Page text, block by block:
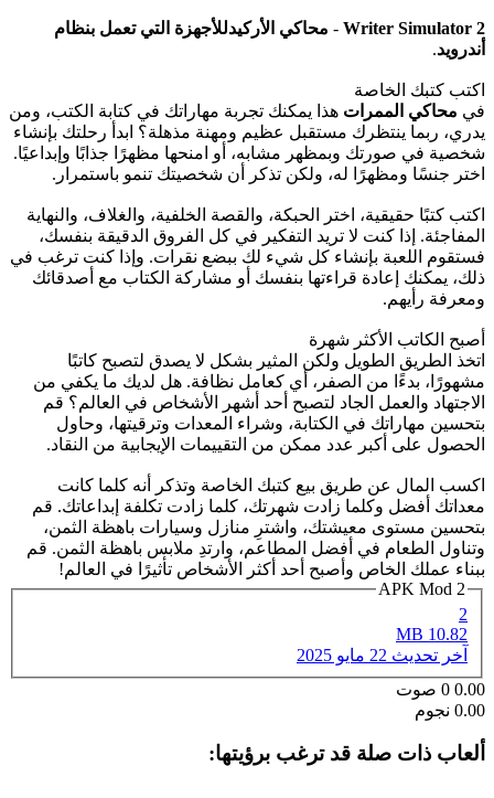
Writer Simulator 2
- محاكي الأركيدللأجهزة التي تعمل بنظام
أندرويد.
اكتب كتبك الخاصة
في محاكي الممرات هذا يمكنك تجربة مهاراتك في كتابة الكتب، ومن
يدري، ربما ينتظرك مستقبل عظيم ومهنة مذهلة؟ ابدأ رحلتك بإنشاء
شخصية في صورتك وبمظهر مشابه، أو امنحها مظهرًا جذابًا وإبداعيًا.
اختر جنسًا ومظهرًا له، ولكن تذكر أن شخصيتك تنمو باستمرار.
اكتب كتبًا حقيقية، اختر الحبكة، والقصة الخلفية، والغلاف، والنهاية
المفاجئة. إذا كنت لا تريد التفكير في كل الفروق الدقيقة بنفسك،
فستقوم اللعبة بإنشاء كل شيء لك ببضع نقرات. وإذا كنت ترغب في
ذلك، يمكنك إعادة قراءتها بنفسك أو مشاركة الكتاب مع أصدقائك
ومعرفة رأيهم.
أصبح الكاتب الأكثر شهرة
اتخذ الطريق الطويل ولكن المثير بشكل لا يصدق لتصبح كاتبًا
مشهورًا، بدءًا من الصفر، أي كعامل نظافة. هل لديك ما يكفي من
الاجتهاد والعمل الجاد لتصبح أحد أشهر الأشخاص في العالم؟ قم
بتحسين مهاراتك في الكتابة، وشراء المعدات وترقيتها، وحاول
الحصول على أكبر عدد ممكن من التقييمات الإيجابية من النقاد.
اكسب المال عن طريق بيع كتبك الخاصة وتذكر أنه كلما كانت
معداتك أفضل وكلما زادت شهرتك، كلما زادت تكلفة إبداعاتك. قم
بتحسين مستوى معيشتك، واشترِ منازل وسيارات باهظة الثمن،
وتناول الطعام في أفضل المطاعم، وارتدِ ملابس باهظة الثمن. قم
ببناء عملك الخاص وأصبح أحد أكثر الأشخاص تأثيرًا في العالم!
2 APK Mod
2
10.82 MB
آخر تحديث 22 مايو 2025
0.00
0 صوت
0.00 نجوم
ألعاب ذات صلة قد ترغب برؤيتها: